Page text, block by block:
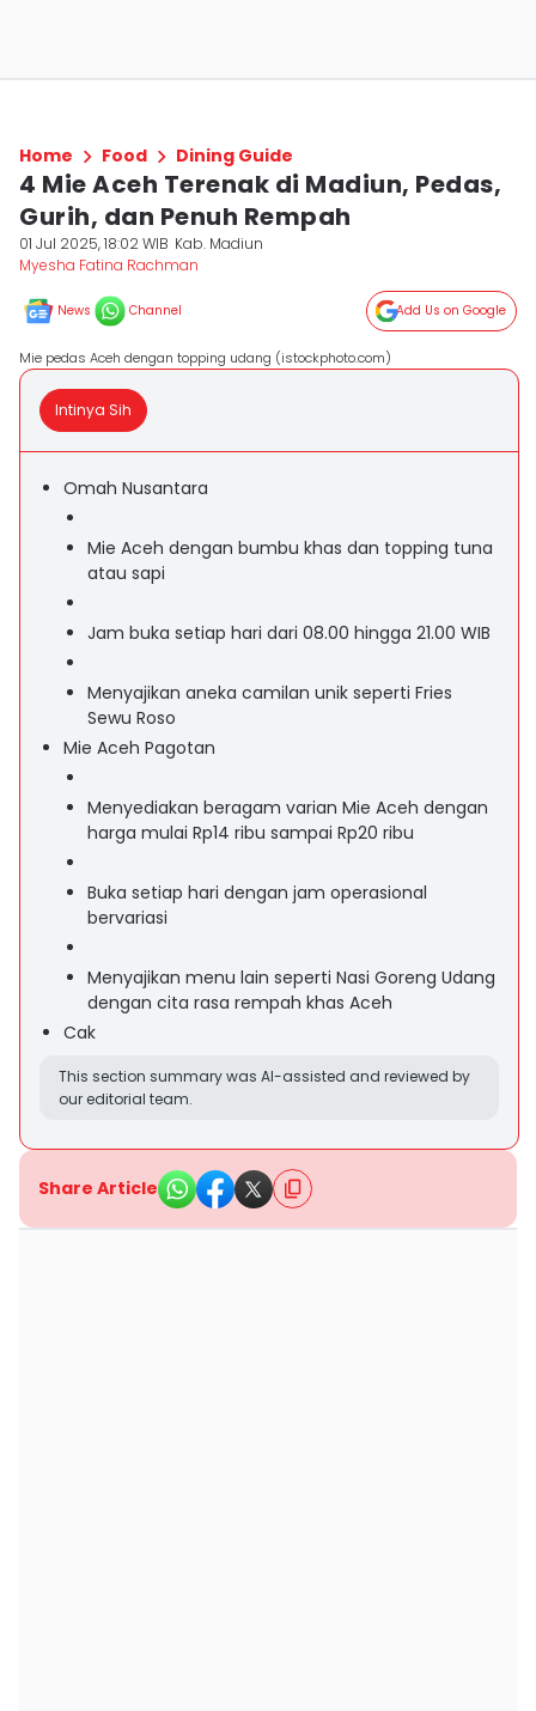
Home Food Dining Guide
4 Mie Aceh Terenak di Madiun, Pedas,
Gurih, dan Penuh Rempah
01 Jul 2025, 18:02 WIB Kab. Madiun
Myesha Fatina Rachman
News Channel Add Us on Google
Mie pedas Aceh dengan topping udang (istockphoto.com)
Intinya Sih
Omah Nusantara
Mie Aceh dengan bumbu khas dan topping tuna
atau sapi
Jam buka setiap hari dari 08.00 hingga 21.00 WIB
Menyajikan aneka camilan unik seperti Fries
Sewu Roso
Mie Aceh Pagotan
Menyediakan beragam varian Mie Aceh dengan
harga mulai Rp14 ribu sampai Rp20 ribu
Buka setiap hari dengan jam operasional
bervariasi
Menyajikan menu lain seperti Nasi Goreng Udang
dengan cita rasa rempah khas Aceh
Cak
This section summary was AI-assisted and reviewed by
our editorial team.
Share Article